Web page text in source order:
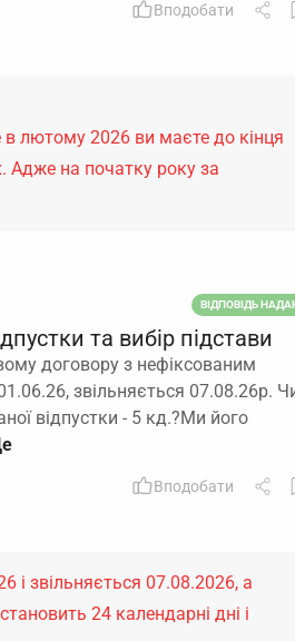
Вподобати
лютому 2026 ви маєте до кінця
Адже на початку року за
ВІДПОВІДЬ
та вибір підстави
договору з нефіксованим
звільняється 07.08.26р.
відпустки - 5 кд.?Ми його
Вподобати
і звільняється 07.08.2026, а
24 календарні дні і